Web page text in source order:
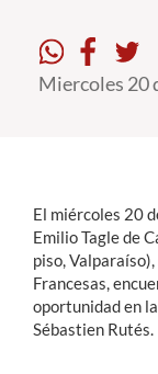
Formación
Funcionarios
Alumni
Miercoles 20
El miércoles 20
Emilio Tagle de
piso,
Francesas,
oportunidad en
Sébastien Rutés.